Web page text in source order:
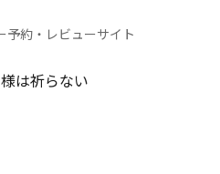
予約・レビューサイト
は祈らない